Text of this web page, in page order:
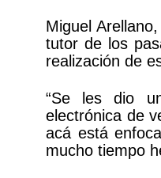
Miguel
tutor de los
realización de
“Se les dio
electrónica de
acá está
mucho tiempo